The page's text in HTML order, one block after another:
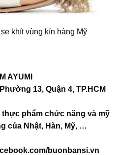
khít vùng kín hàng Mỹ
AYUMI
13, Quận 4, TP.HCM
phẩm chức năng và mỹ
của Nhật, Hàn, Mỹ, …
buonbansi.vn